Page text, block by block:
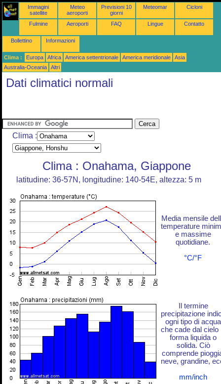
Immagini
satellite
Meteo
aeroporti
Previsioni 10
giorni
Meteomar Cicloni
Fulmine Aeroporti FAQ Lingue Contatto
Bollettino Informazioni
Clima : Europa Africa America settentrionale America meridionale
Asia
Australia-Oceania
Altri
Dati climatici normali
Clima :
Clima : Onahama, Giappone
latitudine: 36-57N, longitudine: 140-54E, altezza: 5 m
Media mensile
temperature
e massime
quotidiane.
°C/°F
Il termine
precipitazione
ogni tipo di acqua
che cade dal cielo
forma liquida o
solida. Ciò
comprende
neve, grandine,
mm/inch